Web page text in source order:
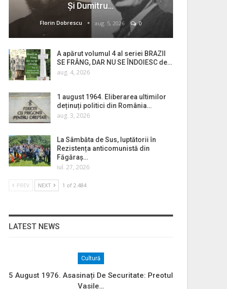
Și Dumitru…
Florin Dobrescu aug. 5, 2026 0
A apărut volumul 4 al seriei BRAZII
SE FRÂNG, DAR NU SE ÎNDOIESC de…
aug. 4, 2026
1 august 1964. Eliberarea ultimilor
deținuți politici din România…
aug. 3, 2026
La Sâmbăta de Sus, luptătorii în
Rezistența anticomunistă din
Făgăraș…
iul. 27, 2026
PREV NEXT 1 of 2.484
LATEST NEWS
Cultură
5 August 1976. Asasinați De Securitate: Preotul
Vasile…